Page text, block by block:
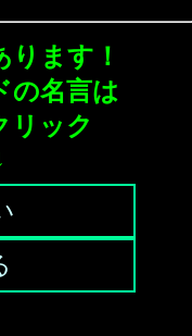
ます！
の名言は
リック